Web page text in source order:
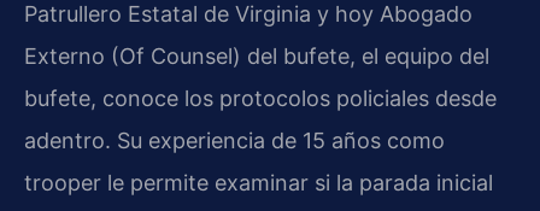
Patrullero Estatal de Virginia y hoy Abogado
Externo (Of Counsel) del bufete, el equipo del
bufete, conoce los protocolos policiales desde
adentro. Su experiencia de 15 años como
trooper le permite examinar si la parada inicial